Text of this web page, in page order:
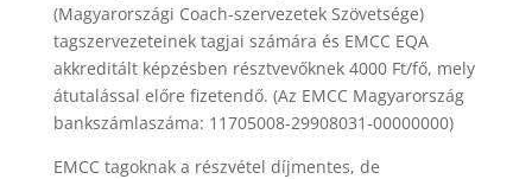
(Magyarországi Coach-szervezetek Szövetsége)
tagszervezeteinek tagjai számára és EMCC EQA
akkreditált képzésben résztvevőknek 4000 Ft/fő, mely
átutalással előre fizetendő. (Az EMCC Magyarország
bankszámlaszáma: 11705008-29908031-00000000)
EMCC tagoknak a részvétel díjmentes, de